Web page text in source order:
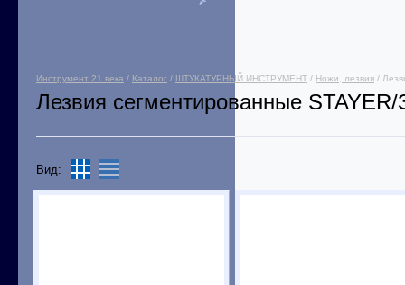
Инструмент 21 века / Каталог / ШТУКАТУРНЫЙ ИНСТРУМЕНТ / Ножи, лезвия /
Лезвия сегментированные
Вид: